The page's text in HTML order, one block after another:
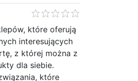
które oferują
interesujących
z której można z
dla siebie.
które